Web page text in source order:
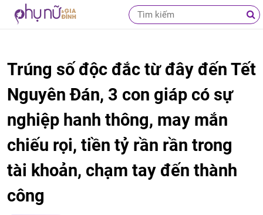
Trúng số độc đắc từ đây đến Tết
Nguyên Đán, 3 con giáp có sự
nghiệp hanh thông, may mắn
chiếu rọi, tiền tỷ rần rần trong
tài khoản, chạm tay đến thành
công